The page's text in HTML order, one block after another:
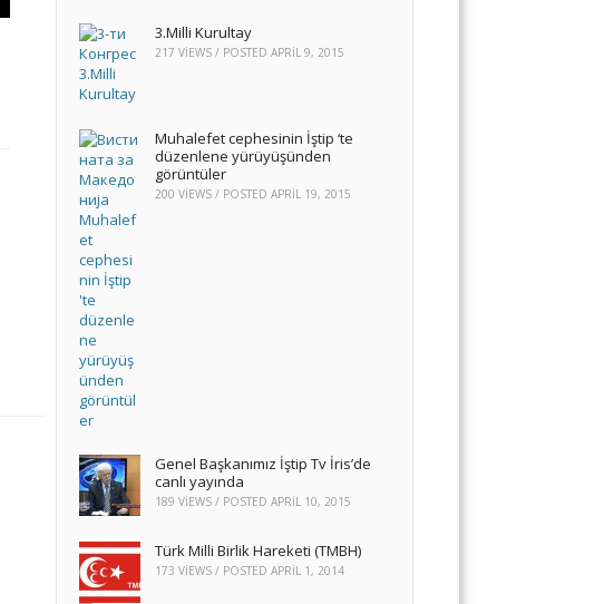
3.Milli Kurultay
217 VIEWS / POSTED APRIL 9, 2015
Muhalefet cephesinin İştip ‘te
düzenlene yürüyüşünden
görüntüler
200 VIEWS / POSTED APRIL 19, 2015
Genel Başkanımız İştip Tv İris’de
canlı yayında
189 VIEWS / POSTED APRIL 10, 2015
Türk Milli Birlik Hareketi (TMBH)
173 VIEWS / POSTED APRIL 1, 2014